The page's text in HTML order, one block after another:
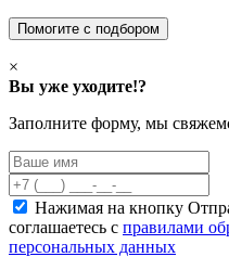
×
Вы уже уходите!?
Заполните форму, мы
Нажимая на кнопку
соглашаетесь с правилами
персональных данных